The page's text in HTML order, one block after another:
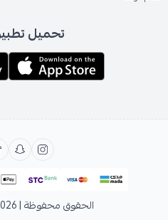
تحميل
الحقوق محفوظة | 2026